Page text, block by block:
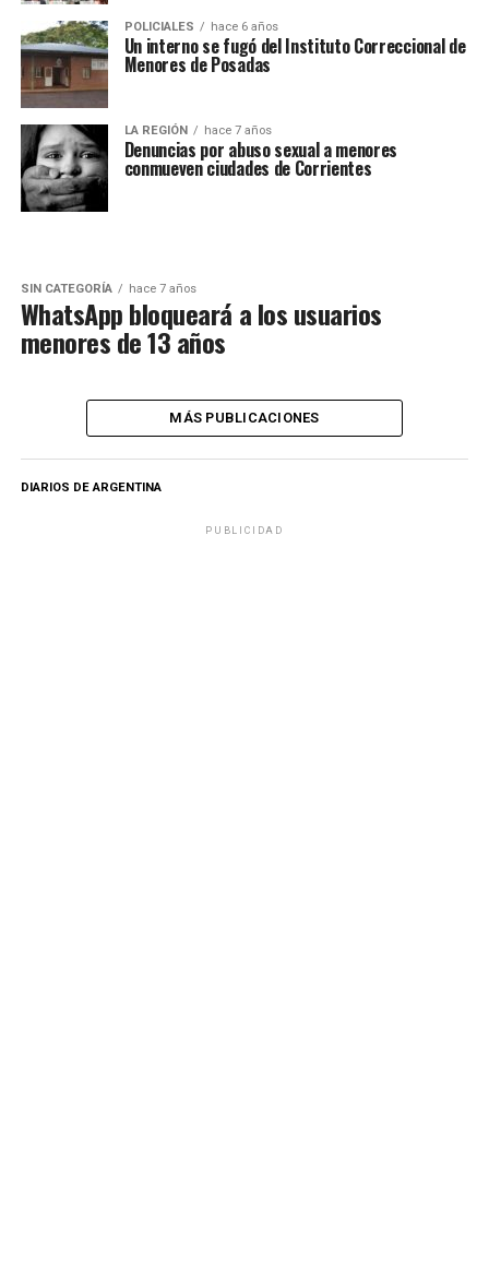
POLICIALES hace 6 años
Un interno se fugó del Instituto Correccional de
Menores de Posadas
LA REGIÓN hace 7 años
Denuncias por abuso sexual a menores
conmueven ciudades de Corrientes
SIN CATEGORÍA hace 7 años
WhatsApp bloqueará a los usuarios
menores de 13 años
MÁS PUBLICACIONES
DIARIOS DE ARGENTINA
PUBLICIDAD